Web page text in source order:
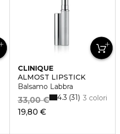
CLINIQUE
ALMOST LIPSTICK
Balsamo Labbra
19,80 €
33,00 € 3 colori
4.3 31